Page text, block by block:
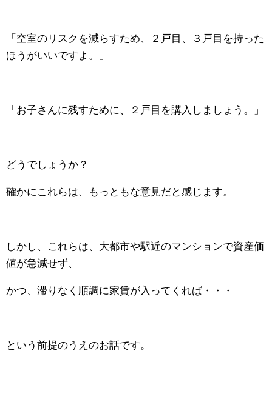
「空室のリスクを減らすため、２戸目、３戸目を持った
ほうがいいですよ。」
「お子さんに残すために、２戸目を購入しましょう。」
どうでしょうか？
確かにこれらは、もっともな意見だと感じます。
しかし、これらは、大都市や駅近のマンションで資産価
値が急減せず、
かつ、滞りなく順調に家賃が入ってくれば・・・
という前提のうえのお話です。